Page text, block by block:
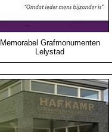
Memorabel Grafmonumenten
Lelystad